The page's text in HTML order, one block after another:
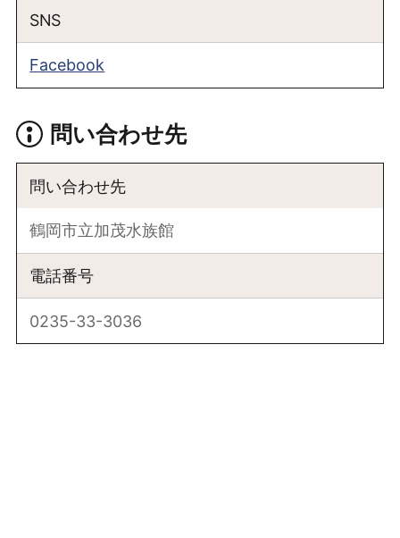
SNS
Facebook
問い合わせ先
問い合わせ先
鶴岡市立加茂水族館
電話番号
0235-33-3036